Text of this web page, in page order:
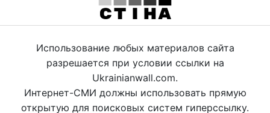
Использование любых материалов сайта
разрешается при условии ссылки на
Ukrainianwall.com.
Интернет-СМИ должны использовать прямую
открытую для поисковых систем гиперссылку.